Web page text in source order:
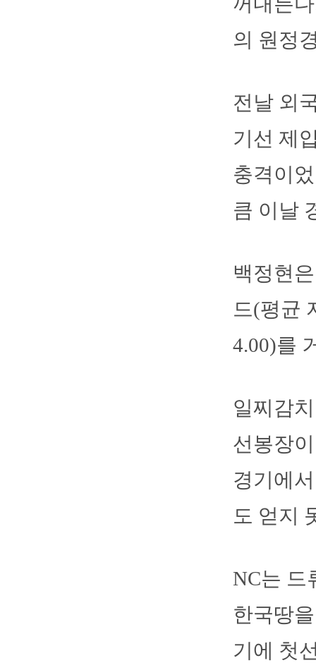
의 원정
전날 외
기선 제
충격이
큼 이날
백정현
드(평균
4.00)를
일찌감
선봉장
경기에
도 얻지
NC는 드
한국땅
기에 첫